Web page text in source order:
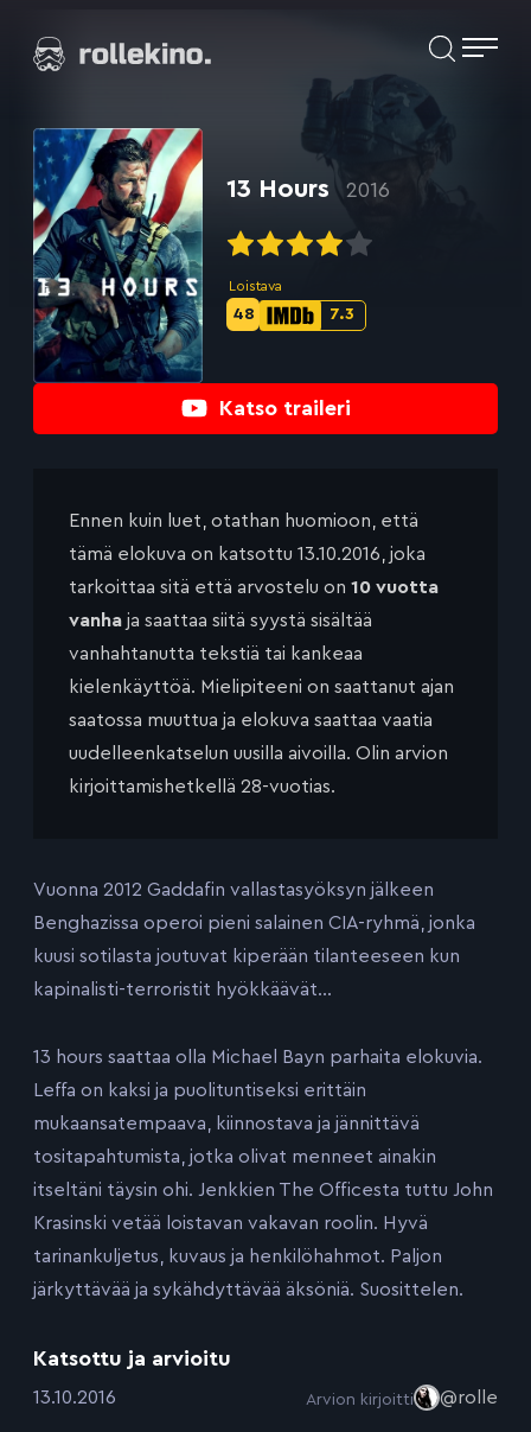
suoraan
Elokuvat ja elokuva-arviot | Rollekino.fi
jälkeen.
Katso traileri
13 Hours 2016
Loistava
IMDb-
7.3
Metascore-
48
Ennen kuin luet, otathan huomioon, että
tämä elokuva on katsottu 13.10.2016, joka
tarkoittaa sitä että arvostelu on 10 vuotta
vanha ja saattaa siitä syystä sisältää
vanhahtanutta tekstiä tai kankeaa
kielenkäyttöä. Mielipiteeni on saattanut ajan
saatossa muuttua ja elokuva saattaa vaatia
uudelleenkatselun uusilla aivoilla. Olin arvion
kirjoittamishetkellä 28-vuotias.
Vuonna 2012 Gaddafin vallastasyöksyn jälkeen
Benghazissa operoi pieni salainen CIA-ryhmä, jonka
kuusi sotilasta joutuvat kiperään tilanteeseen kun
kapinalisti-terroristit hyökkäävät…
13 hours saattaa olla Michael Bayn parhaita elokuvia.
Leffa on kaksi ja puolituntiseksi erittäin
mukaansatempaava, kiinnostava ja jännittävä
tositapahtumista, jotka olivat menneet ainakin
itseltäni täysin ohi. Jenkkien The Officesta tuttu John
Krasinski vetää loistavan vakavan roolin. Hyvä
tarinankuljetus, kuvaus ja henkilöhahmot. Paljon
järkyttävää ja sykähdyttävää äksöniä. Suosittelen.
Katsottu ja arvioitu
:13.10.2016 Arvion kirjoitti @rolle